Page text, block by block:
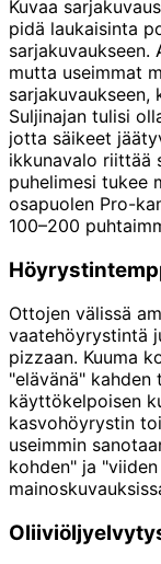
Kuvaa
pidä laukaisinta
sarjakuvaukseen.
mutta useimmat
sarjakuvaukseen,
Suljinajan tulisi
jotta säikeet
ikkunavalo riittää
puhelimesi tukee
osapuolen Pro-
100–200
Ottojen välissä
vaatehöyrystintä
pizzaan. Kuuma
"elävänä" kahden
käyttökelpoisen
kasvohöyrystin
useimmin
kohden" ja